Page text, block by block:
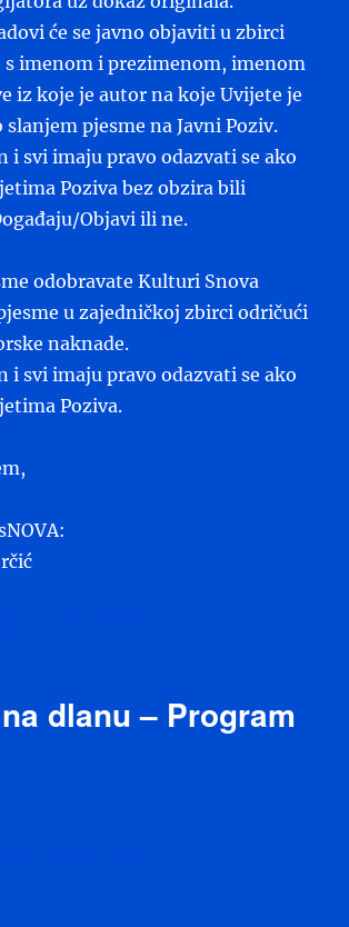
će se javno objaviti u zbirci
s imenom i prezimenom, imenom
iz koje je autor na koje Uvijete je
pjesme na Javni Poziv.
i svi imaju pravo odazvati se ako
Poziva bez obzira bili
Objavi ili ne.
odobravate Kulturi Snova
u zajedničkoj zbirci odričući
naknade.
i svi imaju pravo odazvati se ako
Poziva.
dlanu – Program